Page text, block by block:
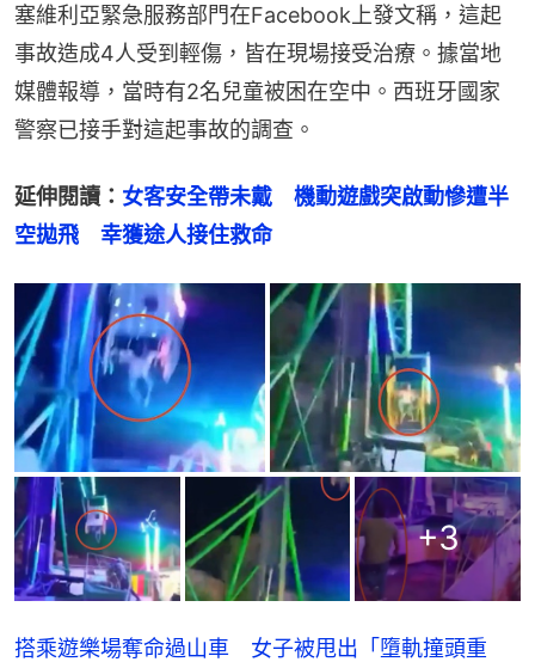
塞維利亞緊急服務部門在Facebook上發文稱，這起
事故造成4人受到輕傷，皆在現場接受治療。據當地
媒體報導，當時有2名兒童被困在空中。西班牙國家
警察已接手對這起事故的調查。
延伸閱讀： 女客安全帶未戴　機動遊戲突啟動慘遭半
空拋飛　幸獲途人接住救命
+3
搭乘遊樂場奪命過山車 女子被甩出「墮軌撞頭重